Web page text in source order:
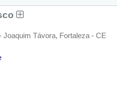
Joaquim Távora, Fortaleza - CE